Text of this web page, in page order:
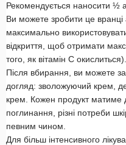
Рекомендується наносити ½
Ви можете зробити це вранці
максимально
відкриття, щоб отримати
того, як вітамін С окислиться).
Після вбирання, ви можете
догляд: зволожуючий крем,
крем. Кожен продукт матиме
поглинання, різні потреби
певним чином.
Для більш інтенсивного